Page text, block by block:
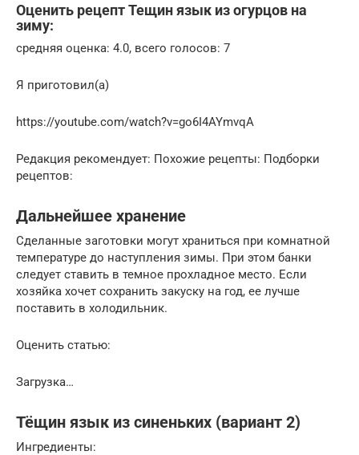
Оценить рецепт Тещин язык из огурцов на
зиму:
средняя оценка: 4.0, всего голосов: 7
Я приготовил(а)
https://youtube.com/watch?v=go6I4AYmvqA
Редакция рекомендует: Похожие рецепты: Подборки
рецептов:
Дальнейшее хранение
Сделанные заготовки могут храниться при комнатной
температуре до наступления зимы. При этом банки
следует ставить в темное прохладное место. Если
хозяйка хочет сохранить закуску на год, ее лучше
поставить в холодильник.
Оценить статью:
Загрузка…
Тёщин язык из синеньких (вариант 2)
Ингредиенты: